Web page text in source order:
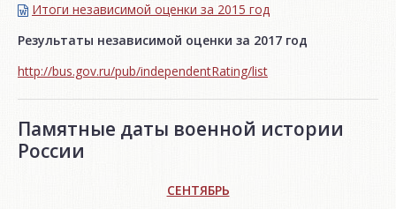
Итоги независимой oценки за 2015 год
Результаты независимой оценки за 2017 год
http://bus.gov.ru/pub/independentRating/list
Памятные даты военной истории
России
СЕНТЯБРЬ